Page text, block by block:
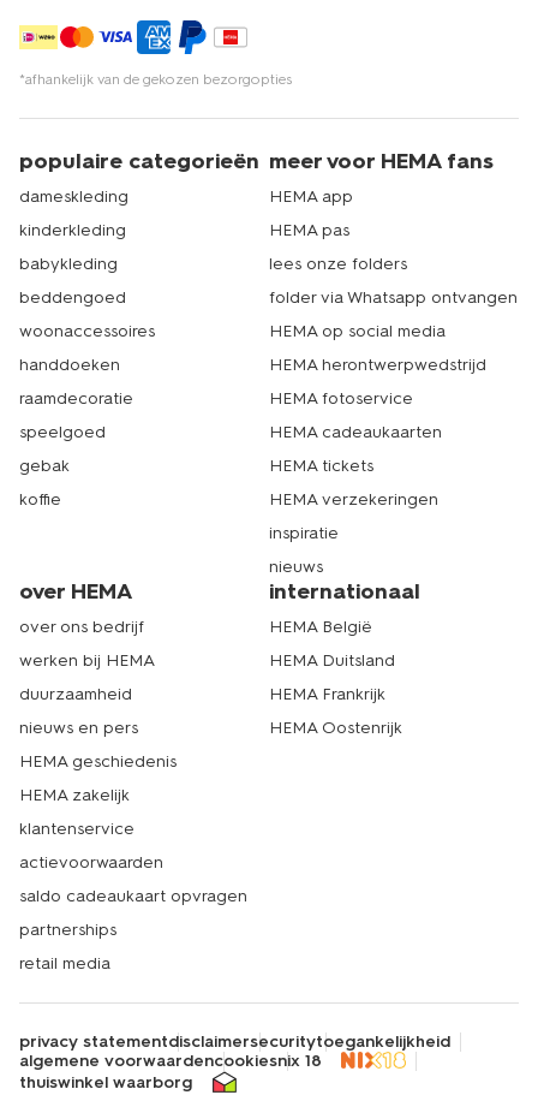
*afhankelijk van de gekozen bezorgopties
populaire categorieën
dameskleding
kinderkleding
babykleding
beddengoed
woonaccessoires
handdoeken
raamdecoratie
speelgoed
gebak
koffie
meer voor HEMA fans
HEMA app
HEMA pas
lees onze folders
folder via Whatsapp ontvangen
HEMA op social media
HEMA herontwerpwedstrijd
HEMA fotoservice
HEMA cadeaukaarten
HEMA tickets
HEMA verzekeringen
inspiratie
nieuws
over HEMA
over ons bedrijf
werken bij HEMA
duurzaamheid
nieuws en pers
HEMA geschiedenis
HEMA zakelijk
klantenservice
actievoorwaarden
saldo cadeaukaart opvragen
partnerships
retail media
internationaal
HEMA België
HEMA Duitsland
HEMA Frankrijk
HEMA Oostenrijk
privacy statementdisclaimersecuritytoegankelijkheid
algemene voorwaardencookiesnix 18
thuiswinkel waarborg